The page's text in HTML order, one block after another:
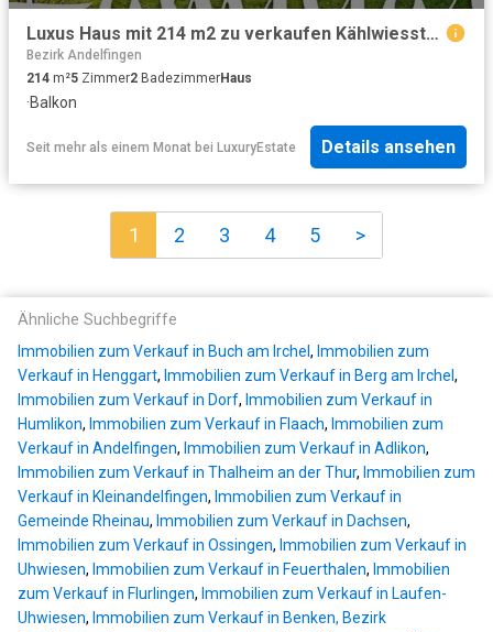
Luxus Haus mit 214 m2 zu verkaufen Kählwiesstrasse, 3, Buch am Irchel, Andelfingen, Kanton Zürich
Bezirk Andelfingen
214 m²5 Zimmer2 BadezimmerHaus
·Balkon
Seit mehr als einem Monat bei LuxuryEstate Details ansehen
1 2 3 4 5 >
Ähnliche Suchbegriffe
Immobilien zum Verkauf in Buch am Irchel , Immobilien zum
Verkauf in Henggart, Immobilien zum Verkauf in Berg am Irchel ,
Immobilien zum Verkauf in Dorf, Immobilien zum Verkauf in
Humlikon, Immobilien zum Verkauf in Flaach, Immobilien zum
Verkauf in Andelfingen, Immobilien zum Verkauf in Adlikon,
Immobilien zum Verkauf in Thalheim an der Thur, Immobilien zum
Verkauf in Kleinandelfingen, Immobilien zum Verkauf in
Gemeinde Rheinau, Immobilien zum Verkauf in Dachsen,
Immobilien zum Verkauf in Ossingen, Immobilien zum Verkauf in
Uhwiesen, Immobilien zum Verkauf in Feuerthalen, Immobilien
zum Verkauf in Flurlingen, Immobilien zum Verkauf in Laufen-
Uhwiesen, Immobilien zum Verkauf in Benken, Bezirk